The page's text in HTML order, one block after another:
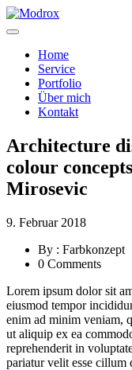
Home
Service
Portfolio
Über mich
Kontakt
Architecture
colour
Mirosevic
9. Februar 2018
By : Farbkonzept
0 Comments
Lorem ipsum dolor sit
eiusmod tempor
enim ad minim veniam,
ut aliquip ex ea
reprehenderit in
pariatur velit esse